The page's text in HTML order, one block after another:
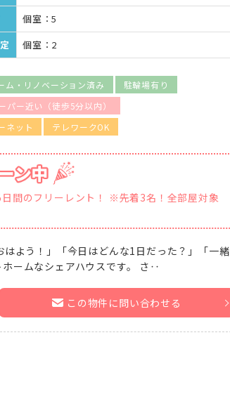
個室：5
個室：2
ム・リノベーション済み
駐輪場有り
パー近い（徒歩5分以内）
ネット テレワークOK
間のフリーレント！ ※先着3名！全部屋対象
よう！」「今日はどんな1日だった？」「一緒
ームなシェアハウスです。 さ‥
この物件に問い合わせる